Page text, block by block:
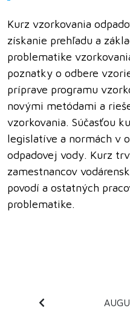
Kurz vzorkovania
získanie prehľadu a
problematike
poznatky o odbere
príprave programu
novými metódami a
vzorkovania. Súčasťou
legislatíve a normách v
odpadovej vody. Kurz
zamestnancov
povodí a ostatných
problematike.